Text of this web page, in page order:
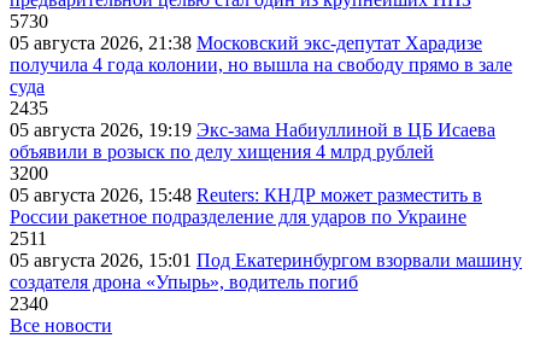
5730
05 августа 2026, 21:38 Московский экс-депутат Харадизе
получила 4 года колонии, но вышла на свободу прямо в зале
суда
2435
05 августа 2026, 19:19 Экс-зама Набиуллиной в ЦБ Исаева
объявили в розыск по делу хищения 4 млрд рублей
3200
05 августа 2026, 15:48 Reuters: КНДР может разместить в
России ракетное подразделение для ударов по Украине
2511
05 августа 2026, 15:01 Под Екатеринбургом взорвали машину
создателя дрона «Упырь», водитель погиб
2340
Все новости